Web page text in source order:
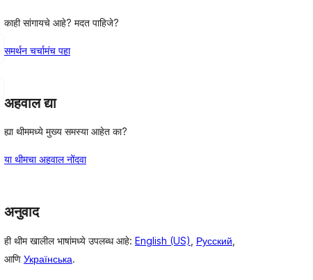
काही सांगायचे आहे? मदत पाहिजे?
समर्थन चर्चामंच पहा
अहवाल द्या
ह्या थीममध्ये मुख्य समस्या आहेत का?
या थीमचा अहवाल नोंदवा
अनुवाद
ही थीम खालील भाषांमध्ये उपलब्ध आहे: English (US) Русский
आणि Українська.